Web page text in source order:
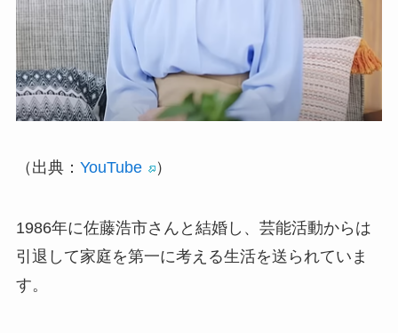
（出典： YouTube ）
​1986年に佐藤浩市さんと結婚し、芸能活動からは
引退して家庭を第一に考える生活を送られていま
す。​